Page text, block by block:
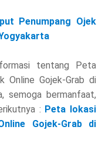
Penumpang Ojek
tentang Peta
Online Gojek-Grab di
semoga bermanfaat,
: Peta lokasi
Gojek-Grab di